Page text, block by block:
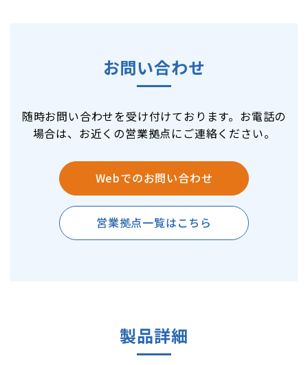
お問い合わせ
随時お問い合わせを受け付けております。お電話の
場合は、お近くの営業拠点にご連絡ください。
Webでのお問い合わせ
営業拠点一覧はこちら
製品詳細